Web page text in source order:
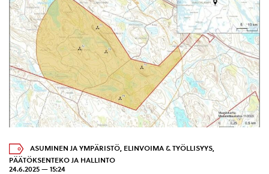
ASUMINEN JA YMPÄRISTÖ, ELINVOIMA & TYÖLLISYYS,
PÄÄTÖKSENTEKO JA HALLINTO
24.6.2025 — 15:24